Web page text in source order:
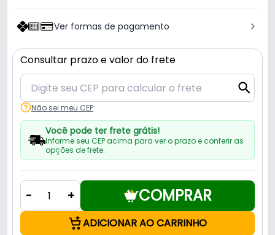
Ver formas de pagamento
Consultar prazo e valor do frete
Não sei meu CEP
Você pode ter frete grátis!
Informe seu CEP acima para ver o prazo e conferir as
opções de frete.
- + COMPRAR
ADICIONAR AO CARRINHO